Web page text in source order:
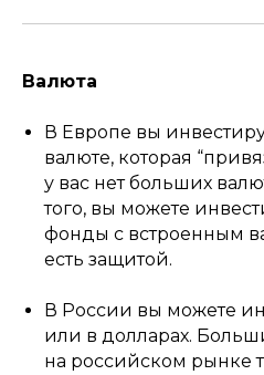
Валюта
В Европе вы
валюте, которая
у вас нет больших
того, вы можете
фонды с встроенным
есть защитой.
В России вы можете
или в долларах.
на российском рынке